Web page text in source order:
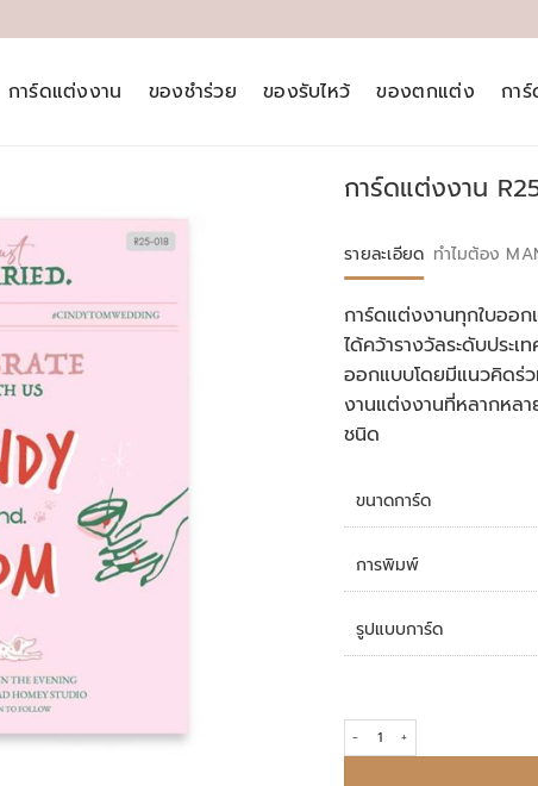
การ์ดแต่งงาน ของชำร่วย ของรับไหว้ ของตกแต่ง กา
การ์ดแต่งงาน
รายละเอียด ทำไมต้อง
การ์ดแต่งงานทุกใบออ
ได้คว้ารางวัลระดับประ
ออกแบบโดยมีแนวคิดร่ว
งานแต่งงานที่หลากหล
ชนิด
ขนาดการ์ด
การพิมพ์
รูปแบบการ์ด
การ์ดแต่งงาน R25-018 quantity